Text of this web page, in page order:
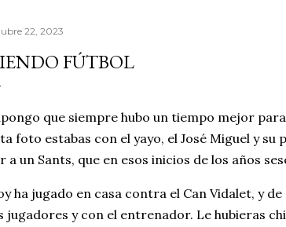
22, 2023
FÚTBOL
que siempre hubo un tiempo mejor
foto estabas con el yayo, el José Miguel y
a un Sants, que en esos inicios de los años
ha jugado en casa contra el Can Vidalet, y
jugadores y con el entrenador. Le hubieras